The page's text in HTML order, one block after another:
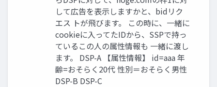
して広告を表示しますかと、bidリク
エス トが飛びます。 この時に、一緒に
cookieに入ってたIDから、SSPで持っ
ているこの人の属性情報も 一緒に渡し
ます。 DSP-A 【属性情報】 id=aaa 年
齢=おそらく20代 性別＝おそらく男性
DSP-B DSP-C